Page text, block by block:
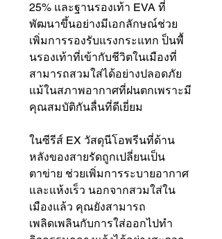
25% และฐานรองเท้า EVA ที่
พัฒนาขึ้นอย่างมีเอกลักษณ์ช่วย
เพิ่มการรองรับแรงกระแทก ป็นพื้
นรองเท้าที่เข้ากับชีวิตในเมืองที่
สามารถสวมใส่ได้อย่างปลอดภัย
แม้ในสภาพอากาศที่ฝนตกเพราะมี
คุณสมบัติกันลื่นที่ดีเยี่ยม
ในซีรีส์ EX วัสดุนีโอพรีนที่ด้าน
หลังของสายรัดถูกเปลี่ยนเป็น
ตาข่าย ช่วยเพิ่มการระบายอากาศ
และแห้งเร็ว นอกจากสวมใส่ใน
เมืองแล้ว คุณยังสามารถ
เพลิดเพลินกับการใส่ออกไปทำ